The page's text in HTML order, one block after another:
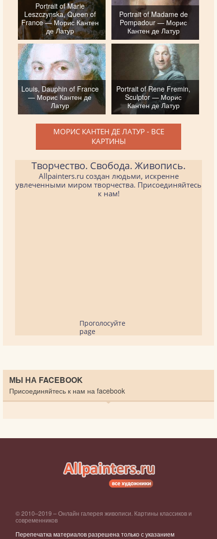
Portrait of Marie
Leszczynska, Queen of
France — Морис Кантен
де Латур
Portrait of Madame de
Pompadour — Морис
Кантен де Латур
Louis, Dauphin of France
— Морис Кантен де
Латур
Portrait of Rene Fremin,
Sculptor — Морис
Кантен де Латур
МОРИС КАНТЕН ДЕ ЛАТУР - ВСЕ
КАРТИНЫ
Творчество. Свобода. Живопись.
Allpainters.ru создан людьми, искренне
увлеченными миром творчества. Присоединяйтесь
к нам!
Проголосуйте
page
МЫ НА FACEBOOK
Присоединяйтесь к нам на facebook
© 2010–2019 – Онлайн галерея живописи. Картины классиков и
современников
Перепечатка материалов разрешена только с указанием